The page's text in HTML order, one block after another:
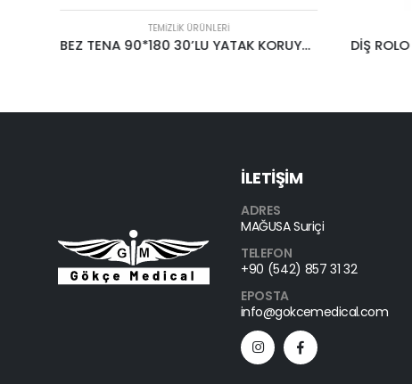
TEMIZLIK ÜRÜNLERI
BEZ TENA 90*180 30’LU YATAK KORUYUCU DİŞ
İLETİŞİM
ADRES
MAĞUSA Suriçi
TELEFON
+90 (542) 857 31 32
EPOSTA
info@gokcemedical.com